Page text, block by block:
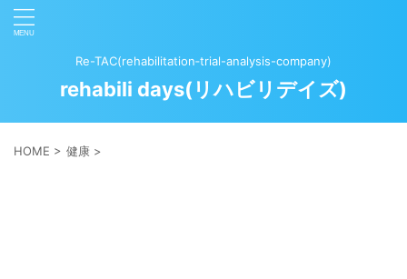
Re-TAC(rehabilitation‐trial-analysis-company)
rehabili days(リハビリデイズ)
HOME > 健康 >